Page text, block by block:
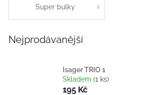
Super bulky
Nejprodávanější
Isager TRIO 1
Skladem (1 ks)
195 Kč